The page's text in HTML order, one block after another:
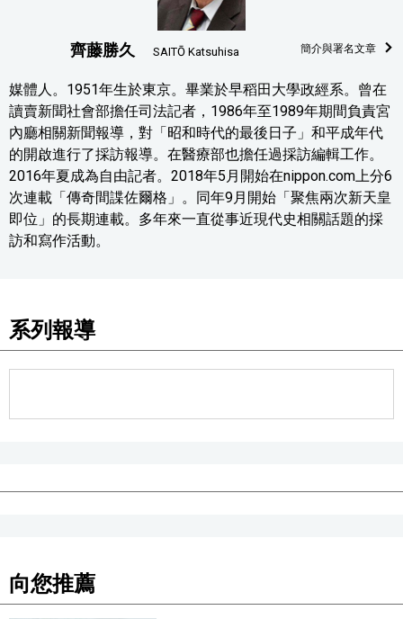
齊藤勝久 SAITŌ Katsuhisa 簡介與署名文章
媒體人。1951年生於東京。畢業於早稻田大學政經系。曾在
讀賣新聞社會部擔任司法記者，1986年至1989年期間負責宮
內廳相關新聞報導，對「昭和時代的最後日子」和平成年代
的開啟進行了採訪報導。在醫療部也擔任過採訪編輯工作。
2016年夏成為自由記者。2018年5月開始在nippon.com上分6
次連載「傳奇間諜佐爾格」。同年9月開始「聚焦兩次新天皇
即位」的長期連載。多年來一直從事近現代史相關話題的採
訪和寫作活動。
系列報導
向您推薦